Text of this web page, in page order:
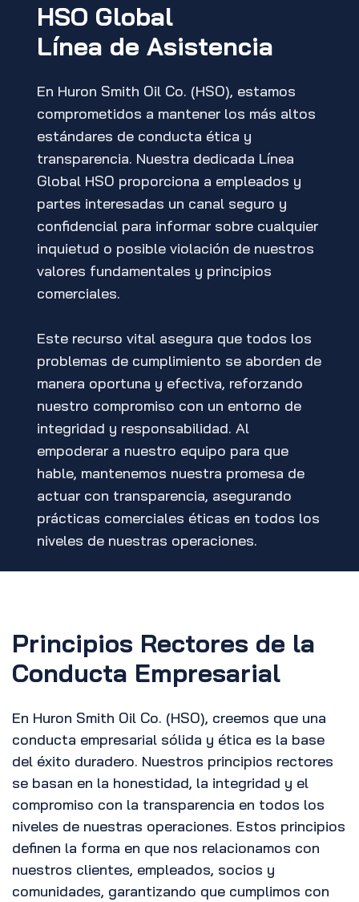
HSO Global
Línea de Asistencia
En Huron Smith Oil Co. (HSO), estamos
comprometidos a mantener los más altos
estándares de conducta ética y
transparencia. Nuestra dedicada Línea
Global HSO proporciona a empleados y
partes interesadas un canal seguro y
confidencial para informar sobre cualquier
inquietud o posible violación de nuestros
valores fundamentales y principios
comerciales.
Este recurso vital asegura que todos los
problemas de cumplimiento se aborden de
manera oportuna y efectiva, reforzando
nuestro compromiso con un entorno de
integridad y responsabilidad. Al
empoderar a nuestro equipo para que
hable, mantenemos nuestra promesa de
actuar con transparencia, asegurando
prácticas comerciales éticas en todos los
niveles de nuestras operaciones.
Principios Rectores de la
Conducta Empresarial
En Huron Smith Oil Co. (HSO), creemos que una
conducta empresarial sólida y ética es la base
del éxito duradero. Nuestros principios rectores
se basan en la honestidad, la integridad y el
compromiso con la transparencia en todos los
niveles de nuestras operaciones. Estos principios
definen la forma en que nos relacionamos con
nuestros clientes, empleados, socios y
comunidades, garantizando que cumplimos con